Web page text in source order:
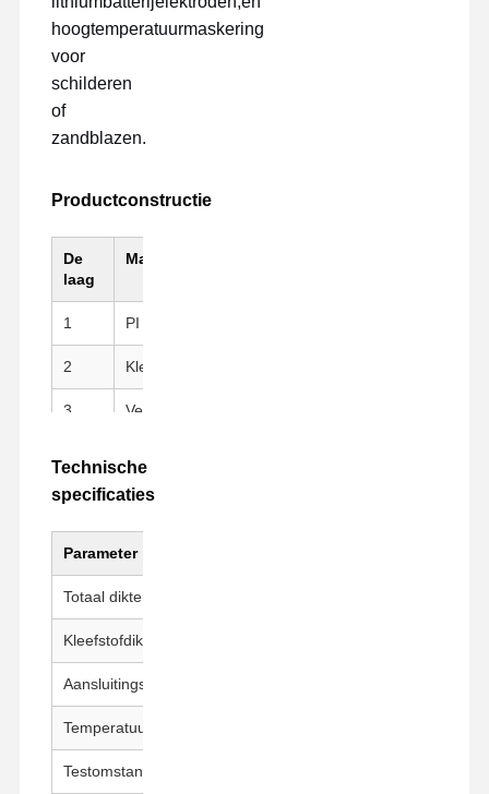
hoogtemperatuurmaskering
voor
schilderen
of
zandblazen.
Productconstructie
De
laag
Materiaal
1 PI (Kapton) Substraat
2 Kleefstof van siliconen
3 Verwijderingslijn
Technische
specificaties
Parameter
Totaal dikte
Kleefstofdikte
Aansluitingsvermogen
Temperatuurbestendigheid
Testomstandigheden